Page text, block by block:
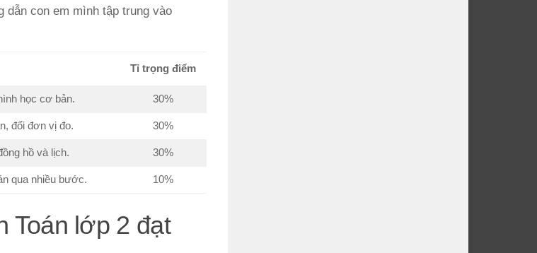
dẫn con em mình tập trung vào
Tỉ trọng điểm
học cơ bản. 30%
đổi đơn vị đo. 30%
hồ và lịch. 30%
qua nhiều bước. 10%
Toán lớp 2 đạt